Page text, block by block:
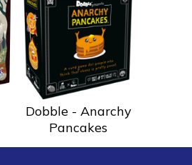
Dobble - Anarchy
Pancakes